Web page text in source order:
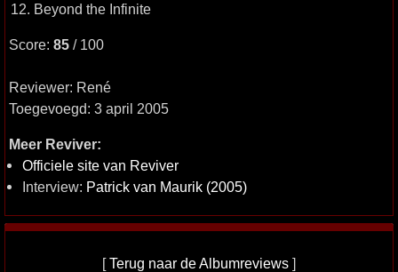
12. Beyond the Infinite
Score: 85 / 100
Reviewer: René
Toegevoegd: 3 april 2005
Meer Reviver:
Officiele site van Reviver
Interview: Patrick van Maurik (2005)
[Terug naar de Albumreviews ]